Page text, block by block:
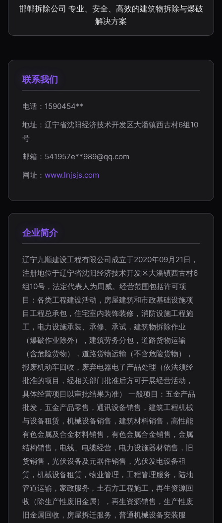
邯郸拆除公司 专业、安全、高效的建筑物拆除与爆破
解决方案
联系我们
电话：1590454**
地址：辽宁省沈阳经济技术开发区大潘镇西古村6组10
号
邮箱：541957e**989@qq.com
网址： www.lnjsjs.com
企业简介
辽宁九顺建设工程有限公司成立于2020年09月21日，
注册地位于辽宁省沈阳经济技术开发区大潘镇西古村6
组10号，法定代表人为周威。经营范围包括许可项
目：各类工程建设活动，房屋建筑和市政基础设施项
目工程总承包，住宅室内装饰装修，消防设施工程施
工，电力设施承装、承修、承试，建筑物拆除作业
（爆破作业除外），建筑劳务分包，道路货物运输
（含危险货物），道路货物运输（不含危险货物），
报废机动车回收，废弃电器电子产品处理（依法须经
批准的项目，经相关部门批准后方可开展经营活动，
具体经营项目以审批结果为准） 一般项目：五金产品
批发，五金产品零售，通讯设备销售，建筑工程机械
与设备租赁，机械设备销售，建筑材料销售，高性能
有色金属及合金材料销售，有色金属合金销售，金属
结构销售，电线、电缆经营，电力设施器材销售，旧
货销售，光伏设备及元器件销售，光伏发电设备租
赁，机械设备租赁，物业管理，工程管理服务，陆地
管道运输，家政服务，土石方工程施工，再生资源回
收（除生产性废旧金属），再生资源销售，生产性废
旧金属回收，房屋拆迁服务，普通机械设备安装服